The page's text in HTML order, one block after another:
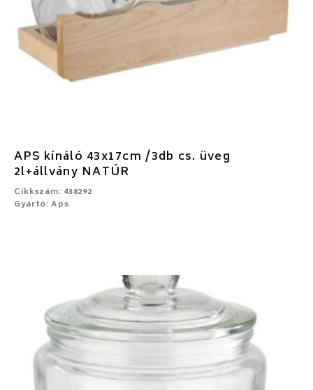
APS kínáló 43x17cm /3db cs. üveg
2l+állvány NATÚR
Cikkszám: 438292
Gyártó: Aps